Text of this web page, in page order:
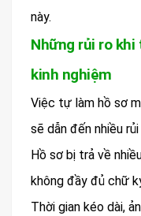
này.
Những rủi ro
kinh nghiệm
Việc tự làm hồ sơ
sẽ dẫn đến nhiều rủi
Hồ sơ bị trả về
không đầy đủ chữ
Thời gian kéo dài,